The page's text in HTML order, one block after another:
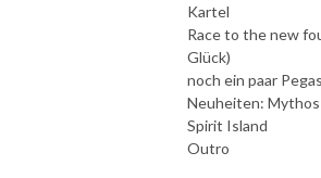
Kartel
Race to the new
Glück)
noch ein paar
Neuheiten: Mythos
Spirit Island
Outro